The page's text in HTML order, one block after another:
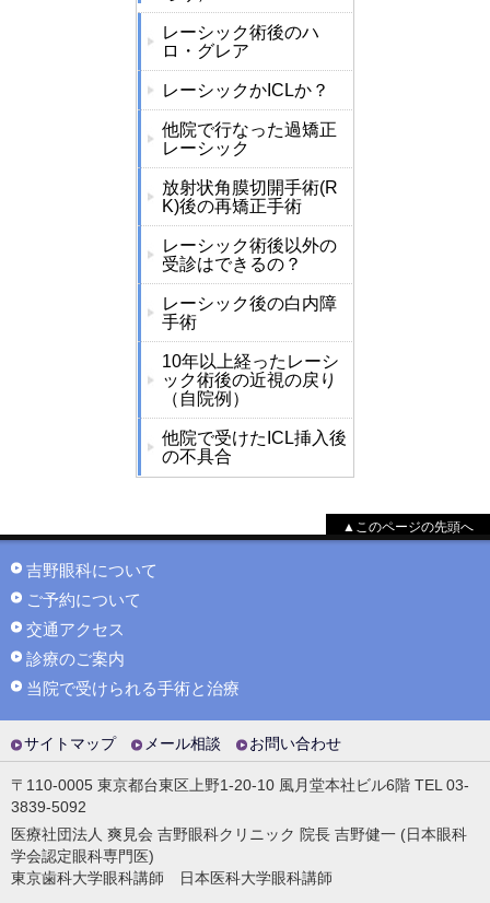
レーシック術後のハ
ロ・グレア
レーシックかICLか？
他院で行なった過矯正
レーシック
放射状角膜切開手術(R
K)後の再矯正手術
レーシック術後以外の
受診はできるの？
レーシック後の白内障
手術
10年以上経ったレーシ
ック術後の近視の戻り
（自院例）
他院で受けたICL挿入後
の不具合
▲このページの先頭へ
吉野眼科について
ご予約について
交通アクセス
診療のご案内
当院で受けられる手術と治療
サイトマップ メール相談 お問い合わせ
〒110-0005 東京都台東区上野1-20-10 風月堂本社ビル6階 TEL 03-
3839-5092
医療社団法人 爽見会 吉野眼科クリニック 院長 吉野健一 (日本眼科
学会認定眼科専門医)
東京歯科大学眼科講師 日本医科大学眼科講師